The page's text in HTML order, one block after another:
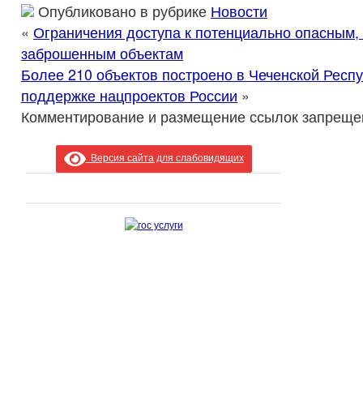
Опубликовано в рубрике Новости
« Ограничения доступа к потенциально
заброшенным объектам
Более 210 объектов построено в Чеченской
поддержке нацпроектов России »
Комментирование и размещение ссылок
Версия сайта для слабовидящих